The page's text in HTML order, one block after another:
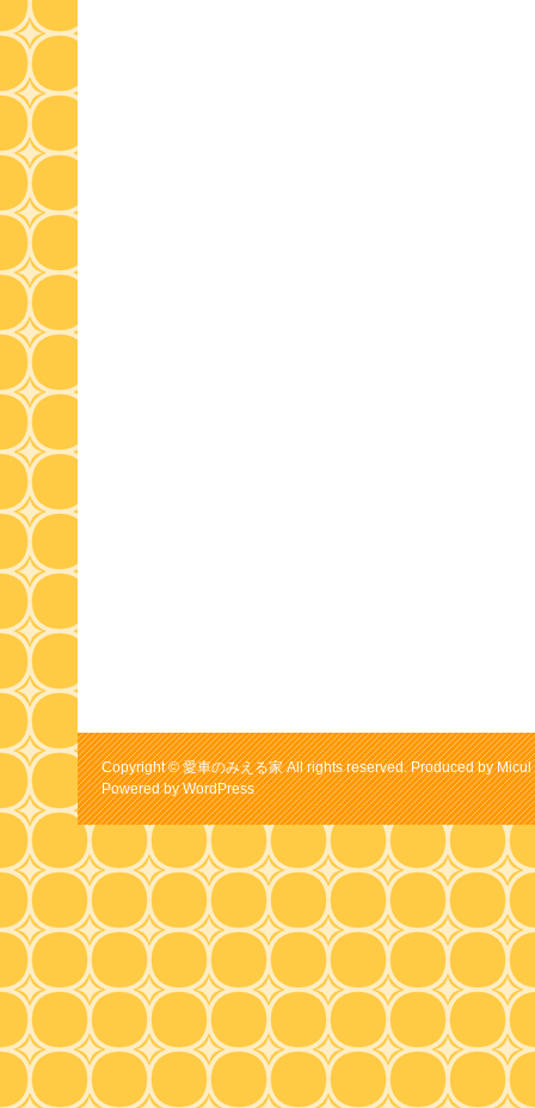
Copyright © 愛車のみえる家 All rights reserved. Produced by Micul
Powered byWordPress